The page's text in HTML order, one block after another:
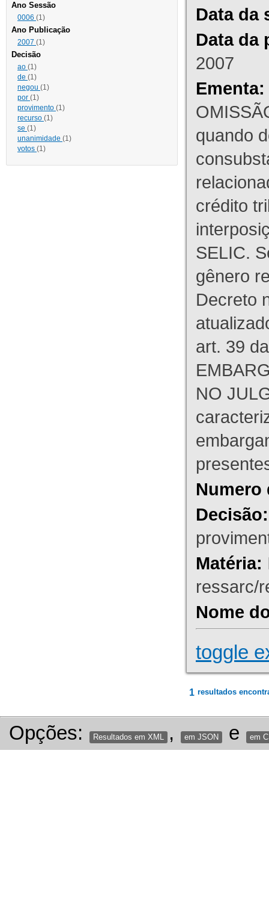
Ano Sessão
0006 (1)
Ano Publicação
2007 (1)
Decisão
ao (1)
de (1)
negou (1)
por (1)
provimento (1)
recurso (1)
se (1)
unanimidade (1)
votos (1)
Data da
Data da
2007
Ementa:
quando
crédito
SELIC.
gênero
Decreto
art. 39
NO
Numero
Decisão:
Matéria:
ressarc/
Nome
toggle
1 resultados
Opções: Resultados em XML , em JSON e em